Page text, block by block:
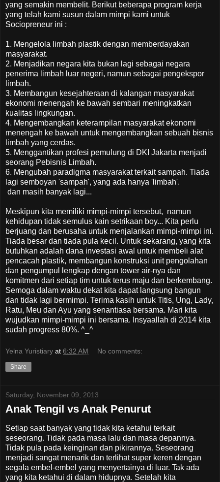
yang semakin membelit. Berikut beberapa program kerja
yang telah kami susun dalam mimpi kami untuk
Sociopreneur ini :
1. Mengelola limbah plastik dengan memberdayakan
masyarakat.
2. Menjadikan negara kita bukan lagi sebagai negara
penerima limbah luar negeri, namun sebagai pengekspor
limbah.
3. Membangun kesejahteraan di kalangan masyarakat
ekonomi menengah ke bawah sembari meningkatkan
kualitas lingkungan.
4. Mengembangkan keterampilan masyarakat ekonomi
menengah ke bawah untuk mengembangkan sebuah bisnis
limbah yang cerdas.
5. Menggantikan profesi pemulung di DKI Jakarta menjadi
seorang Pebisnis Limbah.
6. Mengubah paradigma masyarakat terkait sampah. Tiada
lagi semboyan 'sampah', yang ada hanya 'limbah'.
dan masih banyak lagi...
Meskipun kita memiliki mimpi-mimpi tersebut, namun
kehidupan tidak semulus kain setrikaan boy... Kita perlu
berjuang dan berusaha untuk menjalankan mimpi-mimpi ini.
Tiada besar dan tiada pula kecil. Untuk sekarang, yang kita
butuhkan adalah dana investasi awal untuk membeli alat
pencacah plastik, membangun konstruksi unit pengolahan
dan pengumpul lengkap dengan tower air-nya dan
komitmen dari setiap tim untuk terus maju dan berkembang.
Semoga dalam waktu dekat kita dapat langsung bangun
dan tidak lagi bermimpi. Terima kasih untuk Titis, Ung, Lady,
Ratu, Meu dan Ayu yang senantiasa bersama. Mari kita
wujudkan mimpi-mimpi ini bersama. Insyaallah di 2014 kita
sudah progress 80%. ^_^
Yelna Yuristiary at 6:32 AM No comments:
Share
Saturday, November 09, 2013
Anak Tengil vs Anak Penurut
Setiap saat banyak yang tidak kita ketahui terkait
seseorang. Tidak pada masa lalu dan masa depannya.
Tidak pula pada keinginan dan pikirannya. Seseorang
menjadi sangat menarik dan terlihat super keren dengan
segala embel-embel yang menyertainya di luar. Tak ada
yang kita ketahui di dalam hidupnya. Setelah kita